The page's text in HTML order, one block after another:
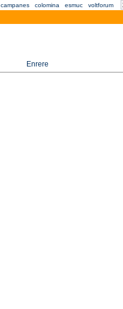
campanes colomina esmuc voltforum
Enrere